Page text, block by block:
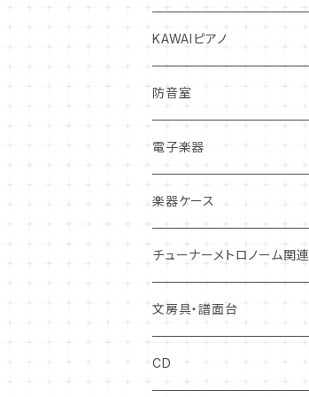
ホルン
ユーフォニアム
チューバ
クラリネット
ホルン
ユーフォニアム
チューバ
クラリネット
サックス
チューバ
マウスピースケース
リガチャー
リード
クラリネットリード
サックスリード
ミュート・アクセサリー
オイル・グリス
管楽器お手入れ用品
トレーニング
中古アクセサリー
ヴィオラ
ヴァイオリン
ヴィオラ
弦
ヴァイオリン
ヴィオラ
松脂
弦楽器お手入れ用品
ケース
本体ケース
弓ケース
スタンド
弓
打楽器中古本体
マレット
スティック
ドラムヘッド
打楽器お手入れ用品
インディアン・フルート
オカリナ
KAWAIピアノ
アップライトピアノ
グランドピアノ
電子ピアノ
防音室
電子楽器
電子ドラム
ウィンドシンセサイザー
ケース
ソフトケース
楽器ケース
ハードケース
ソフトケース
キーボード
チューナーメトロノーム関連
文房具・譜面台
クリアファイル
CD